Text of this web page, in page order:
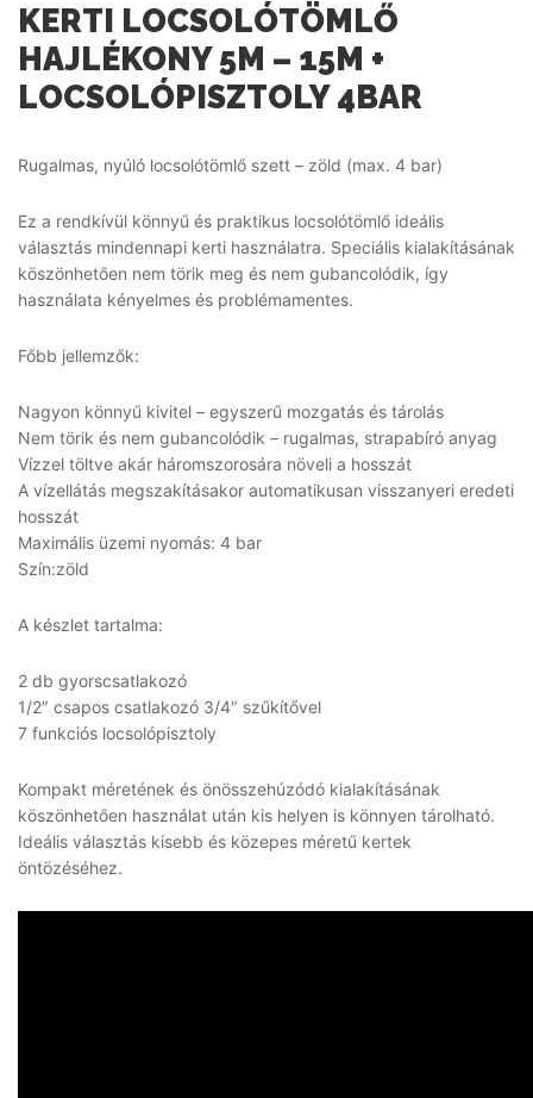
KERTI LOCSOLÓTÖMLŐ
HAJLÉKONY 5M – 15M +
LOCSOLÓPISZTOLY 4BAR
Rugalmas, nyúló locsolótömlő szett – zöld (max. 4 bar)
Ez a rendkívül könnyű és praktikus locsolótömlő ideális
választás mindennapi kerti használatra. Speciális kialakításának
köszönhetően nem törik meg és nem gubancolódik, így
használata kényelmes és problémamentes.
Főbb jellemzők:
Nagyon könnyű kivitel – egyszerű mozgatás és tárolás
Nem törik és nem gubancolódik – rugalmas, strapabíró anyag
Vízzel töltve akár háromszorosára növeli a hosszát
A vízellátás megszakításakor automatikusan visszanyeri eredeti
hosszát
Maximális üzemi nyomás: 4 bar
Szín:zöld
A készlet tartalma:
2 db gyorscsatlakozó
1/2″ csapos csatlakozó 3/4″ szűkítővel
7 funkciós locsolópisztoly
Kompakt méretének és önösszehúzódó kialakításának
köszönhetően használat után kis helyen is könnyen tárolható.
Ideális választás kisebb és közepes méretű kertek
öntözéséhez.